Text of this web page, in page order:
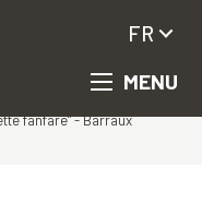
MENU
FR
fanfare” - Barraux